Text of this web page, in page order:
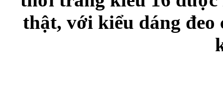
Bao da samsung
thật, với kiểu dáng